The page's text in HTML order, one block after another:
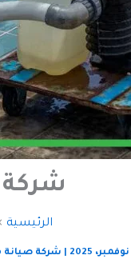
شركة
الرئيسية
شركة صيانة